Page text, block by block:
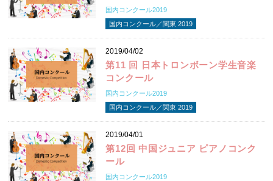
国内コンクール2019
国内コンクール／関東 2019
2019/04/02
第11 回 日本トロンボーン学生音楽
コンクール
国内コンクール2019
国内コンクール／関東 2019
2019/04/01
第12回 中国ジュニア ピアノコンク
ール
国内コンクール2019